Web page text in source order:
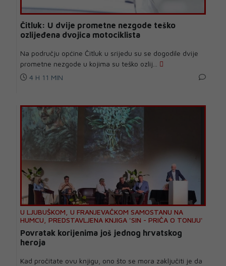
Čitluk: U dvije prometne nezgode teško
ozlijeđena dvojica motociklista
Na području općine Čitluk u srijedu su se dogodile dvije
prometne nezgode u kojima su teško ozlij...
4 H 11 MIN
U LJUBUŠKOM, U FRANJEVAČKOM SAMOSTANU NA
HUMCU, PREDSTAVLJENA KNJIGA 'SIN - PRIČA O TONIJU'
Povratak korijenima još jednog hrvatskog
heroja
Kad pročitate ovu knjigu, ono što se mora zaključiti je da